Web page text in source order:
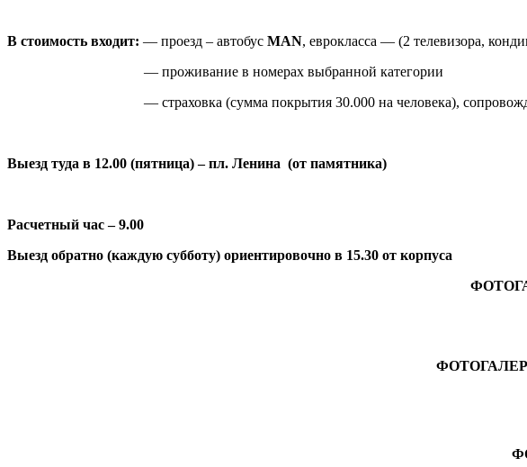
В стоимость входит: — проезд – автобус MAN, еврокласса — (2 телевизора,
— проживание в номерах выбранной категории
— страховка (сумма покрытия 30.000 на человека),
Выезд туда в 12.00 (пятница) – пл. Ленина (от памятника)
Расчетный час – 9.00
Выезд обратно (каждую субботу) ориентировочно в 15.30 от корпуса